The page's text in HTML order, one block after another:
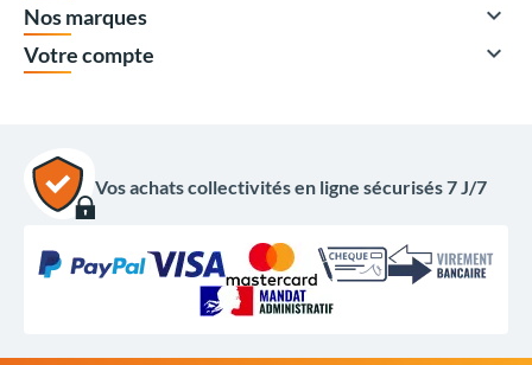
33,00 €HT
Nos marques 
Votre compte 
Vos achats collectivités en ligne sécurisés 7 J/7